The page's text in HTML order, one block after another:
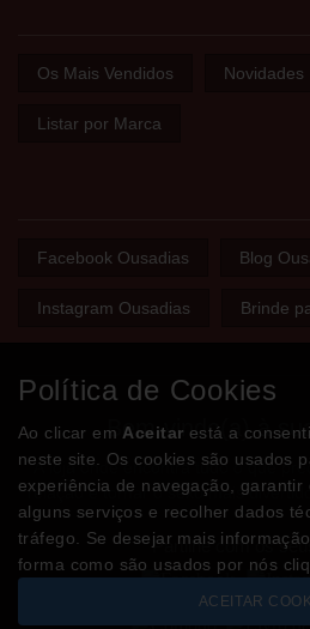
Os Mais Vendidos Novidades
Listar por Marca
Facebook Ousadias Blog
Instagram Ousadias Brinde
Bem-vindo(a) à
A loja onde encontra tudo o que
relação e tornar o sexo mais
Partilhe com os
Política de Cookies
Ao clicar em Aceitar está a
neste site. Os cookies são usados
experiência de navegação,
alguns serviços e recolher dados
tráfego. Se desejar mais
forma como são usados por nós
ACEITAR